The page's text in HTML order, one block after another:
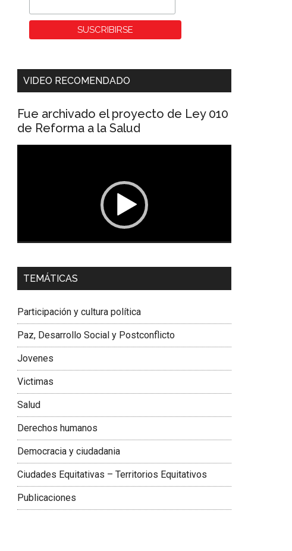
VIDEO RECOMENDADO
Fue archivado el proyecto de Ley 010
de Reforma a la Salud
Dra. Carolina Corcho Mejía,
Latinoamericana Sur, Vicepresidenta Federación
TEMÁTICAS
Participación y cultura política
Paz, Desarrollo Social y Postconflicto
Jovenes
Victimas
Salud
Derechos humanos
Democracia y ciudadania
Ciudades Equitativas – Territorios Equitativos
Publicaciones